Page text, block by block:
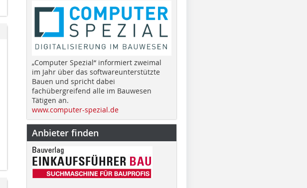
„Computer Spezial“ informiert zweimal
im Jahr über das softwareunterstützte
Bauen und spricht dabei
fachübergreifend alle im Bauwesen
Tätigen an.
www.computer-spezial.de
Anbieter finden